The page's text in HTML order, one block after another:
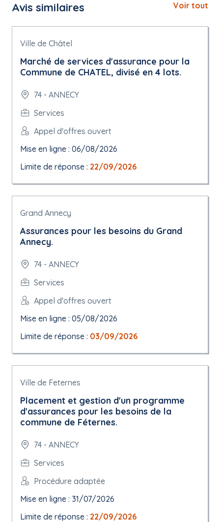
Avis similaires Voir tout
Ville de Châtel
Marché de services d'assurance pour la
Commune de CHATEL, divisé en 4 lots.
74 - ANNECY
Services
Appel d'offres ouvert
Mise en ligne : 06/08/2026
Limite de réponse : 22/09/2026
Grand Annecy
Assurances pour les besoins du Grand
Annecy.
74 - ANNECY
Services
Appel d'offres ouvert
Mise en ligne : 05/08/2026
Limite de réponse : 03/09/2026
Ville de Feternes
Placement et gestion d'un programme
d'assurances pour les besoins de la
commune de Féternes.
74 - ANNECY
Services
Procédure adaptée
Mise en ligne : 31/07/2026
Limite de réponse : 22/09/2026